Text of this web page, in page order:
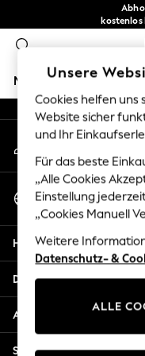
kostenlos
MÄDCHEN JUNGEN
HOLIDAY SHOP
Women's
All Swimwear
All Beachwear
Bags &
Beach
Dresses
Flip Flops
Linen
Sandals
Shorts
An error occurred on
Mein Konto
Melden Sie sich bei
Sprache
Deutsch
Hilfe
Datenschutz und
Abteilungen
Sonstige Dienstleistungen
Unsere
Cookies helfen uns
Website sicher
und Ihr
Für das beste
„Alle Cookies
Einstellung
„Cookies Manuell
Weitere
Datenschutz- &
ALLE